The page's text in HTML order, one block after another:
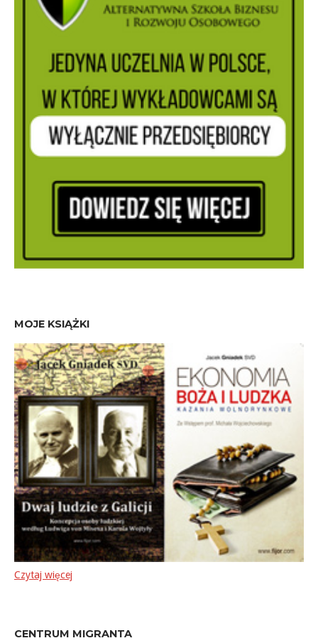
MOJE KSIĄŻKI
Czytaj więcej
CENTRUM MIGRANTA